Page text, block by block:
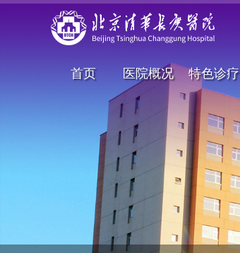
首页 医院概况 特色诊疗